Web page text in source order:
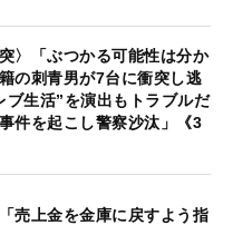
〉「ぶつかる可能性は分か
の刺青男が7台に衝突し逃
生活”を演出もトラブルだ
件を起こし警察沙汰」《3
売上金を金庫に戻すよう指